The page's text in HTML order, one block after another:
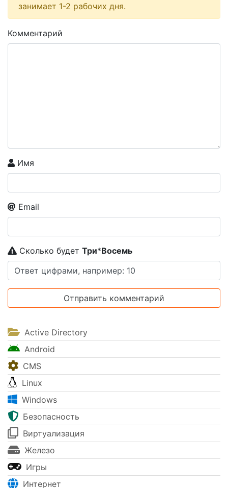
занимает 1-2 рабочих дня.
Комментарий
Имя
Email
Сколько будет Tpи*Boceмь
Active Directory
Android
CMS
Linux
Windows
Безопасность
Виртуализация
Железо
Игры
Интернет